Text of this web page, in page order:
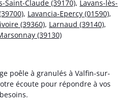
Saint-Claude (39170), Lavans-lès-
, Lavancia-Epercy (01590),
(39360), Larnaud (39140),
(39130)
poêle à granulés à Valfin-sur-
écoute pour répondre à vos
besoins.